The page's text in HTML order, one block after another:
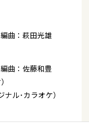
曲：萩田光雄
曲：佐藤和豊
ル･カラオケ）